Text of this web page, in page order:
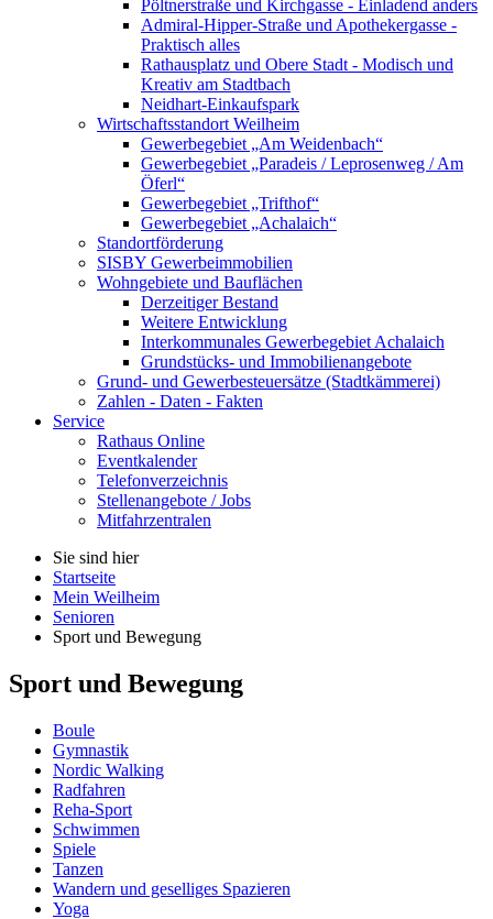
Pöltnerstraße und Kirchgasse - Einladend anders
Admiral-Hipper-Straße und Apothekergasse -
Praktisch alles
Rathausplatz und Obere Stadt - Modisch und
Kreativ am Stadtbach
Neidhart-Einkaufspark
Wirtschaftsstandort Weilheim
Gewerbegebiet „Am Weidenbach“
Gewerbegebiet „Paradeis / Leprosenweg / Am
Öferl“
Gewerbegebiet „Trifthof“
Gewerbegebiet „Achalaich“
Standortförderung
SISBY Gewerbeimmobilien
Wohngebiete und Bauflächen
Derzeitiger Bestand
Weitere Entwicklung
Interkommunales Gewerbegebiet Achalaich
Grundstücks- und Immobilienangebote
Grund- und Gewerbesteuersätze (Stadtkämmerei)
Zahlen - Daten - Fakten
Service
Rathaus Online
Eventkalender
Telefonverzeichnis
Stellenangebote / Jobs
Mitfahrzentralen
Sie sind hier
Startseite
Mein Weilheim
Senioren
Sport und Bewegung
Sport und Bewegung
Boule
Gymnastik
Nordic Walking
Radfahren
Reha-Sport
Schwimmen
Spiele
Tanzen
Wandern und geselliges Spazieren
Yoga